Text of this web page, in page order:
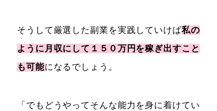
そうして厳選した副業を実践していけば私の
ように月収にして１５０万円を稼ぎ出すこと
も可能になるでしょう。
「でもどうやってそんな能力を身に着けてい